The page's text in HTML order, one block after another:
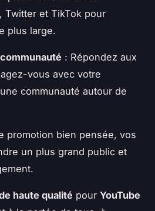
Twitter et TikTok pour
plus large.
: Répondez aux
vous avec votre
communauté autour de
promotion bien pensée, vos
un plus grand public et
haute qualité pour YouTube